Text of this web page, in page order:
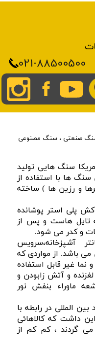
021-88500500
صنعتی ، سنگ مصنوعی
کشور آمریکا سنگ هایی تولید
سنگ ها با استفاده از
و رزین ها ) ساخته
پلی استر پوشانده
تایل هاست و پس از
و کدر می شود.
آشپزخانه،سرویس
باشد. از مواردی که
نما غیر قابل استفاده
و آتش زابودن و
ماوراء بنفش نور
المللی در رابطه با
داشت که کالاهائی
می گردند ، کم کم از